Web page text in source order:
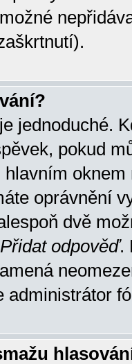
jednoduché.
pokud
oknem
oprávnění
dvě
Přidat odpověď.
administrátor